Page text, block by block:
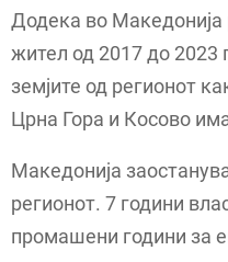
Додека во Македонија
жител од 2017 до 2023
земјите од регионот
Црна Гора и Косово
Македонија
регионот. 7 години
промашени години за